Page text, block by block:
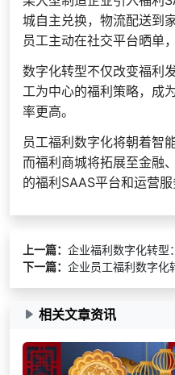
城自主兑换，物流配送到
员工主动在社交平台晒单
数字化转型不仅改变福利
工为中心的福利策略，成
率更高。
员工福利数字化将朝着智
而福利商城将拓展至金融
的福利SAAS平台和运营
上一篇： 企业福利数字化转型
下一篇： 企业员工福利数字化
相关文章资讯